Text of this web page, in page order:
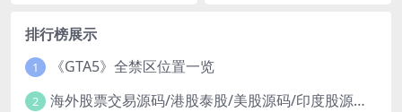
排行榜展示
1 《GTA5》全禁区位置一览
2 海外股票交易源码/港股泰股/美股源码/印度股源码/马拉西亚股票源码/国际股票配资